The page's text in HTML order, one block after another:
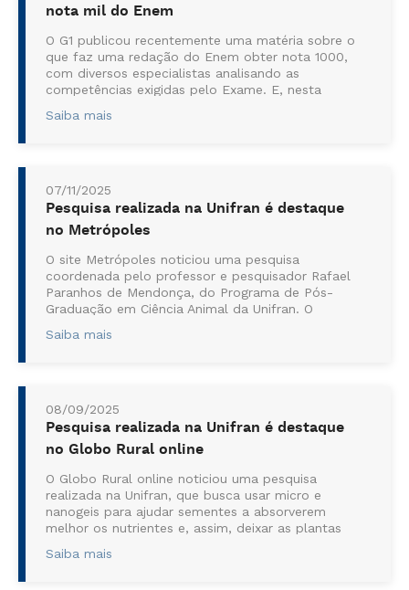
nota mil do Enem
O G1 publicou recentemente uma matéria sobre o
que faz uma redação do Enem obter nota 1000,
com diversos especialistas analisando as
competências exigidas pelo Exame. E, nesta
Cruz Borges e Cláudia de Fátima Oliveira, do
Saiba mais
07/11/2025
Pesquisa realizada na Unifran é destaque
no Metrópoles
O site Metrópoles noticiou uma pesquisa
coordenada pelo professor e pesquisador Rafael
Paranhos de Mendonça, do Programa de Pós-
Graduação em Ciência Animal da Unifran. O
espécie de flebotomíneo — inseto popularmente
Saiba mais
08/09/2025
Pesquisa realizada na Unifran é destaque
no Globo Rural online
O Globo Rural online noticiou uma pesquisa
realizada na Unifran, que busca usar micro e
nanogeis para ajudar sementes a absorverem
melhor os nutrientes e, assim, deixar as plantas
Coordenador do projeto, o Prof. Dr. Eduardo
Saiba mais